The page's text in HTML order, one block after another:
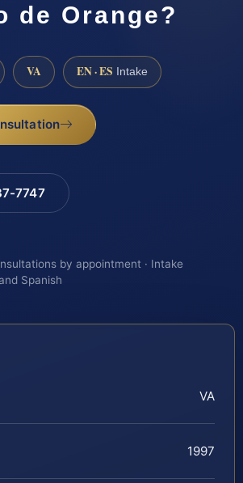
de Orange?
VA EN · ES Intake
7747
by appointment · Intake
Spanish
VA
1997